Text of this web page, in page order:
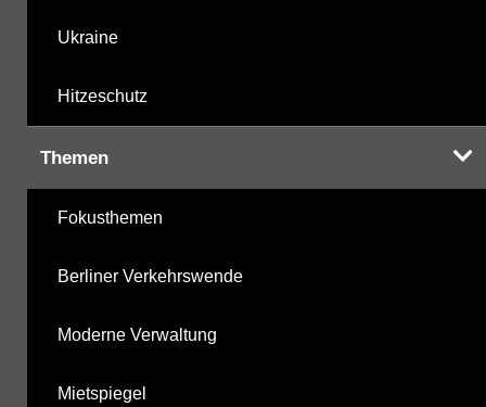
Ukraine
Hitzeschutz
Themen
Fokusthemen
Berliner Verkehrswende
Moderne Verwaltung
Mietspiegel